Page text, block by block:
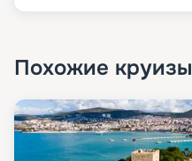
Похожие круизы